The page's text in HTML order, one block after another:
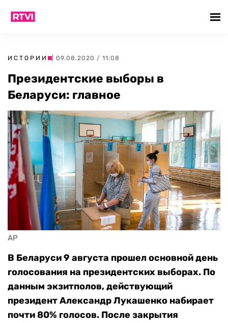
ИСТОРИИ | 09.08.2020 / 11:08
Президентские выборы в
Беларуси: главное
AP
В Беларуси 9 августа прошел основной день
голосования на президентских выборах. По
данным экзитполов, действующий
президент Александр Лукашенко набирает
почти 80% голосов. После закрытия